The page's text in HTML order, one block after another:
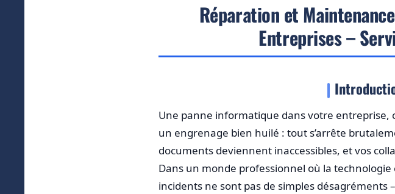
Réparation et
Entreprises –
Une panne informatique dans votre entreprise,
un engrenage bien huilé : tout s’arrête
documents deviennent inaccessibles, et vos
Dans un monde professionnel où la
incidents ne sont pas de simples désagréments